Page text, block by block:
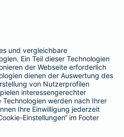
der BarmeniaGothaer
SEITEN